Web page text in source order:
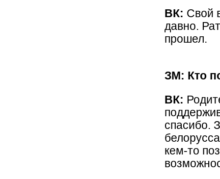
ВК: Свой
давно.
прошел.
ЗМ: Кто
ВК:
спасибо.
кем-то